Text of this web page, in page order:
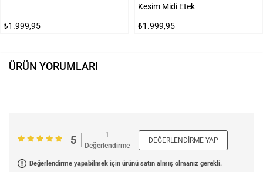
₺1.999,95
Kesim Midi Etek
₺1.999,95
ÜRÜN YORUMLARI
5
1
Değerlendirme
DEĞERLENDIRME YAP
Değerlendirme yapabilmek için ürünü satın almış olmanız gerekli.